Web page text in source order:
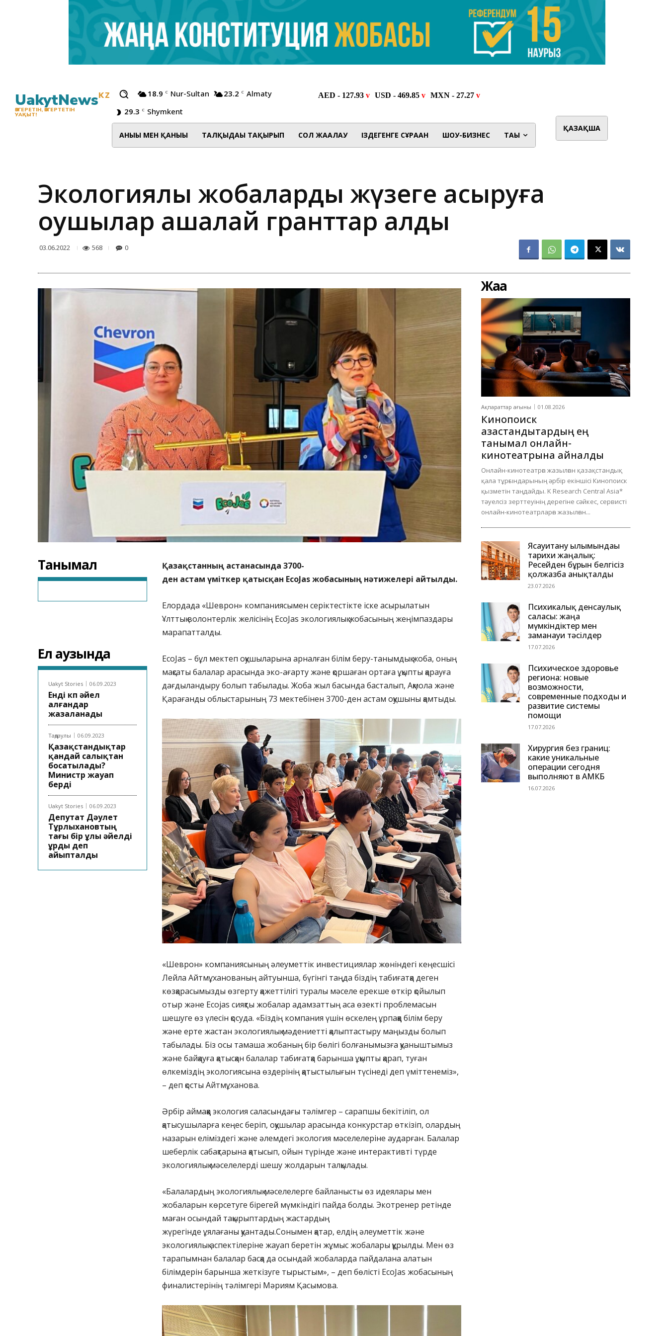
UakytNewsKZ
ӨЗГЕРЕТІН, ӨЗГЕРТЕТІН
УАҚЫТ!
18.9 C Nur-Sultan 23.2 C Almaty
29.3 C Shymkent
АНЫҒЫ МЕН ҚАНЫҒЫ ТАЛҚЫДАҒЫ ТАҚЫРЫП СОЛ ЖАҒАЛАУ ІЗДЕГЕНГЕ СҰРАҒАН ШОУ-БИЗНЕС ТАҒЫ
ҚАЗАҚША
Экологиялық жобаларды жүзеге асыруға
оқушылар ақшалай гранттар алды
03.06.2022 568 0
Танымал
Ел аузында
Uakyt Stories 06.09.2023
Енді көп әйел
алғандар
жазаланады
Таңдаулы 06.09.2023
Қазақстандықтар
қандай салықтан
босатылады?
Министр жауап
берді
Uakyt Stories 06.09.2023
Депутат Дәулет
Тұрлыхановтың
тағы бір ұлы әйелді
ұрды деп
айыпталды
Қазақстанның астанасында 3700-
ден астам үміткер қатысқан EcoJas жобасының нәтижелері айтылды.
Елордада «Шеврон» компаниясымен серіктестікте іске асырылатын
Ұлттық волонтерлік желісінің EcoJas экологиялық жобасының жеңімпаздары
марапатталды.
EcoJas – бұл мектеп оқушыларына арналған білім беру-танымдық жоба, оның
мақсаты балалар арасында эко-ағарту және қоршаған ортаға ұқыпты қарауға
дағдыландыру болып табылады. Жоба жыл басында басталып, Ақмола және
Қарағанды облыстарының 73 мектебінен 3700-ден астам оқушыны қамтыды.
«Шеврон» компаниясының әлеуметтік инвестициялар жөніндегі кеңесшісі
Лейла Айтмұханованың айтуынша, бүгінгі таңда біздің табиғатқа деген
көзқарасымызды өзгерту қажеттілігі туралы мәселе ерекше өткір қойылып
отыр және Ecojas сияқты жобалар адамзаттың аса өзекті проблемасын
шешуге өз үлесін қосуда. «Біздің компания үшін өскелең ұрпаққа білім беру
және ерте жастан экологиялық мәдениетті қалыптастыру маңызды болып
табылады. Біз осы тамаша жобаның бір бөлігі болғанымызға қуаныштымыз
және байқауға қатысқан балалар табиғатқа барынша ұқыпты қарап, туған
өлкеміздің экологиясына өздерінің қатыстылығын түсінеді деп үміттенеміз»,
– деп қосты Айтмұханова.
Әрбір аймаққа экология саласындағы тәлімгер – сарапшы бекітіліп, ол
қатысушыларға кеңес беріп, оқушылар арасында конкурстар өткізіп, олардың
назарын еліміздегі және әлемдегі экология мәселелеріне аударған. Балалар
шеберлік сабақтарына қатысып, ойын түрінде және интерактивті түрде
экологиялық мәселелерді шешу жолдарын талқылады.
«Балалардың экологиялық мәселелерге байланысты өз идеялары мен
жобаларын көрсетуге бірегей мүмкіндігі пайда болды. Экотренер ретінде
маған осындай тақырыптардың жастардың
жүрегінде ұялағаны қуантады.Сонымен қатар, елдің әлеуметтік және
экологиялық аспектілеріне жауап беретін жұмыс жобалары құрылды. Мен өз
тарапымнан балалар басқа да осындай жобаларда пайдалана алатын
білімдерін барынша жеткізуге тырыстым», – деп бөлісті EcoJas жобасының
финалистерінің тәлімгері Мәриям Қасымова.
Жаңа
Ақпараттар ағыны 01.08.2026
Кинопоиск
қазақстандықтардың ең
танымал онлайн-
кинотеатрына айналды
Онлайн-кинотеатрға жазылған қазақстандық
қала тұрғындарының әрбір екіншісі Кинопоиск
қызметін таңдайды. K Research Central Asia*
тәуелсіз зерттеуінің дерегіне сәйкес, сервисті
онлайн-кинотеатрларға жазылған...
Ясауитану ғылымындағы
тарихи жаңалық:
Ресейден бұрын белгісіз
қолжазба анықталды
23.07.2026
Психикалық денсаулық
саласы: жаңа
мүмкіндіктер мен
заманауи тәсілдер
17.07.2026
Психическое здоровье
региона: новые
возможности,
современные подходы и
развитие системы
помощи
17.07.2026
Хирургия без границ:
какие уникальные
операции сегодня
выполняют в АМКБ
16.07.2026